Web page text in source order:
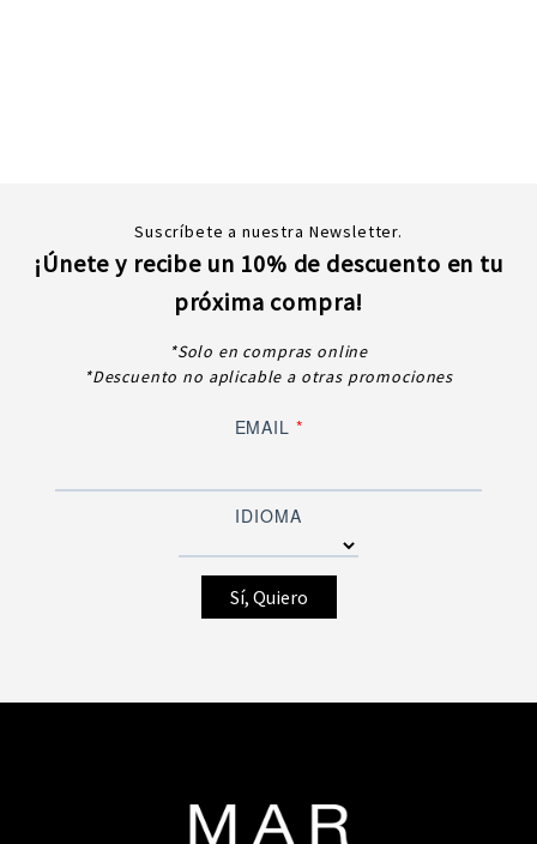
Suscríbete a nuestra Newsletter.
¡Únete y recibe un 10% de descuento en tu
próxima compra!
*Solo en compras online
*Descuento no aplicable a otras promociones
EMAIL *
IDIOMA